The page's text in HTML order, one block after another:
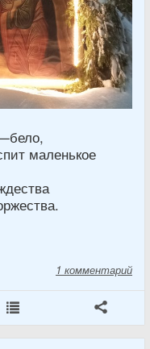
маленькое
1 комментарий